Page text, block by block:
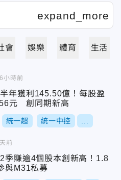
會 娛樂 體育 生活
年獲利145.50億！每股盈
元 創同期新高
統一超 統一中控
小時前
季賺逾4個股本創新高！1.8
與M31私募
前